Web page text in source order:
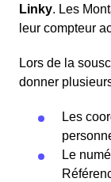
Linky. Les
leur compteur
Lors de la
donner
Les
Le